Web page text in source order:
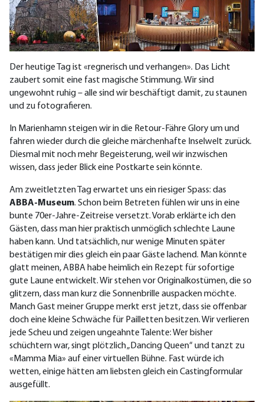
Der heutige Tag ist «regnerisch und verhangen». Das Licht
zaubert somit eine fast magische Stimmung. Wir sind
ungewohnt ruhig – alle sind wir beschäftigt damit, zu staunen
und zu fotografieren.
In Marienhamn steigen wir in die Retour-Fähre Glory um und
fahren wieder durch die gleiche märchenhafte Inselwelt zurück.
Diesmal mit noch mehr Begeisterung, weil wir inzwischen
wissen, dass jeder Blick eine Postkarte sein könnte.
Am zweitletzten Tag erwartet uns ein riesiger Spass: das
ABBA-Museum. Schon beim Betreten fühlen wir uns in eine
bunte 70er-Jahre-Zeitreise versetzt. Vorab erklärte ich den
Gästen, dass man hier praktisch unmöglich schlechte Laune
haben kann. Und tatsächlich, nur wenige Minuten später
bestätigen mir dies gleich ein paar Gäste lachend. Man könnte
glatt meinen, ABBA habe heimlich ein Rezept für sofortige
gute Laune entwickelt. Wir stehen vor Originalkostümen, die so
glitzern, dass man kurz die Sonnenbrille auspacken möchte.
Manch Gast meiner Gruppe merkt erst jetzt, dass sie offenbar
doch eine kleine Schwäche für Pailletten besitzen. Wir verlieren
jede Scheu und zeigen ungeahnte Talente: Wer bisher
schüchtern war, singt plötzlich „Dancing Queen“ und tanzt zu
«Mamma Mia» auf einer virtuellen Bühne. Fast würde ich
wetten, einige hätten am liebsten gleich ein Castingformular
ausgefüllt.